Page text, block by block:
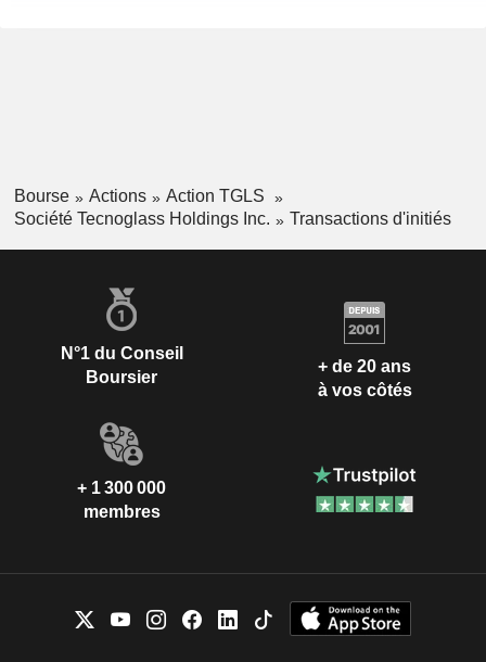
Bourse Actions
Action TGLS
Société Tecnoglass Holdings Inc.
Transactions d'initiés
N°1 du Conseil
Boursier
+ de 20 ans
à vos côtés
+ 1 300 000
membres